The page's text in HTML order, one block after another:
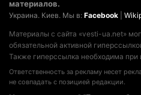
материалов.
Украина. Киев. Мы в: Facebook
Материалы с сайта «vesti-ua.net»
обязательной активной
Также гиперссылка необходима при
Ответственность за рекламу несет
не совпадать с позицией редакции.